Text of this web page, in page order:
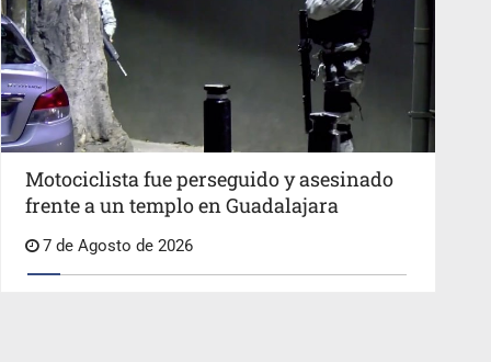
Motociclista fue perseguido y asesinado
frente a un templo en Guadalajara
7 de Agosto de 2026